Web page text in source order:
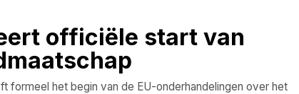
officiële start van
formeel het begin van de EU-onderhandelingen over het